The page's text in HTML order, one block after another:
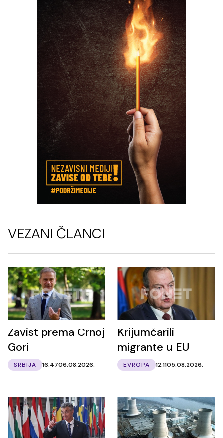
VEZANI ČLANCI
Zavist prema Crnoj
Gori
SRBIJA 16:4706.08.2026.
Krijumčarili
migrante u EU
EVROPA 12:1105.08.2026.